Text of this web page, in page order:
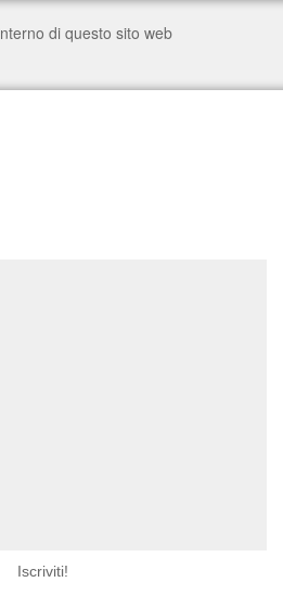
Iscriviti!